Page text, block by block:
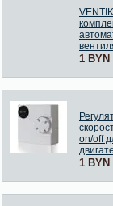
1 BYN
on/off
1 BYN